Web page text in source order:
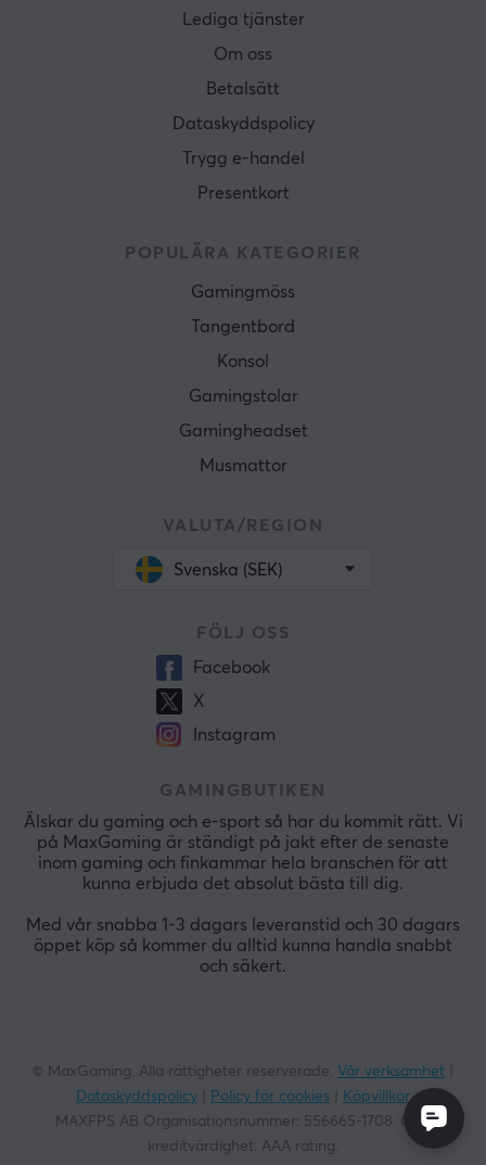
Lediga tjänster
Om oss
Betalsätt
Dataskyddspolicy
Trygg e-handel
Presentkort
POPULÄRA KATEGORIER
Gamingmöss
Tangentbord
Konsol
Gamingstolar
Gamingheadset
Musmattor
VALUTA/REGION
Svenska (SEK)
FÖLJ OSS
Facebook
X
Instagram
GAMINGBUTIKEN
Älskar du gaming och e-sport så har du kommit rätt. Vi
på MaxGaming är ständigt på jakt efter de senaste
inom gaming och finkammar hela branschen för att
kunna erbjuda det absolut bästa till dig.
Med vår snabba 1-3 dagars leveranstid och 30 dagars
öppet köp så kommer du alltid kunna handla snabbt
och säkert.
© MaxGaming. Alla rättigheter reserverade. Vår verksamhet
Dataskyddspolicy
Policy för cookies
Köpvillkor
MAXFPS AB Organisationsnummer: 556665-1708. God
kreditvärdighet. AAA rating.